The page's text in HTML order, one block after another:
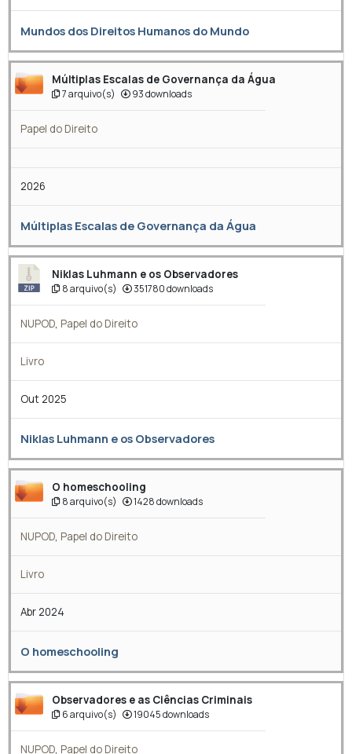
Mundos dos Direitos Humanos do Mundo
Múltiplas Escalas de Governança da Água
7 arquivo(s) 93 downloads
Papel do Direito
2026
Múltiplas Escalas de Governança da Água
Niklas Luhmann e os Observadores
8 arquivo(s) 351780 downloads
NUPOD, Papel do Direito
Livro
Out 2025
Niklas Luhmann e os Observadores
O homeschooling
8 arquivo(s) 1428 downloads
NUPOD, Papel do Direito
Livro
Abr 2024
O homeschooling
Observadores e as Ciências Criminais
6 arquivo(s) 19045 downloads
NUPOD, Papel do Direito